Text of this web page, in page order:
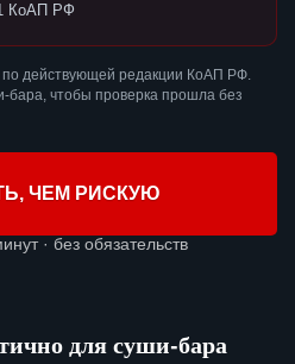
КоАП РФ
действующей редакции КоАП РФ.
бара, чтобы проверка прошла без
ЧЕМ РИСКУЮ
· без обязательств
для суши-бара